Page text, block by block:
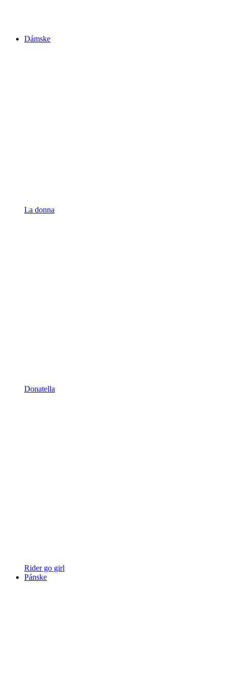
Dámske
La donna
Donatella
Rider go girl
Pánske